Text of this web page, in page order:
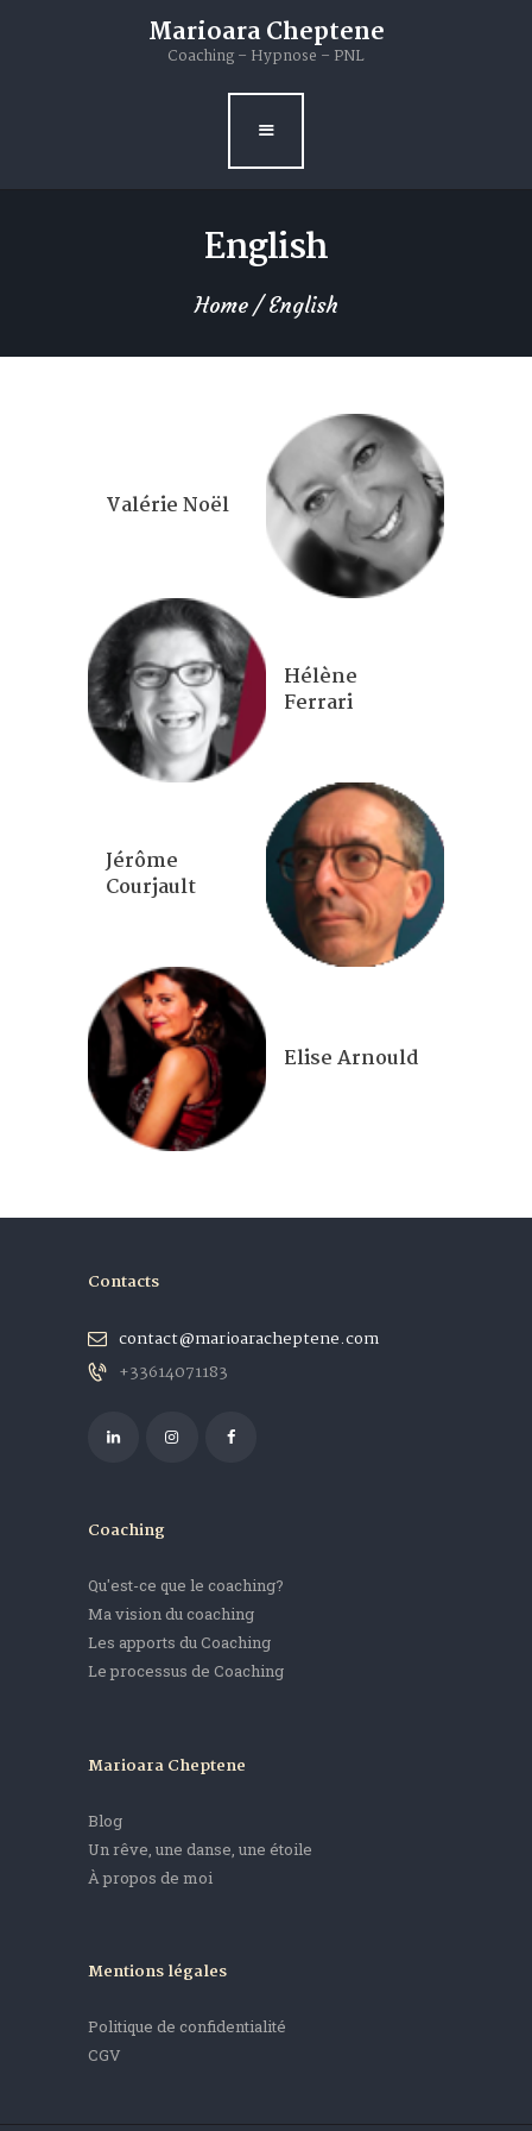
Marioara Cheptene
Coaching – Hypnose – PNL
English
Home English
Livres
Valérie Noël
Hélène
Ferrari
Jérôme
Courjault
Elise Arnould
Contacts
contact@marioaracheptene.com
+33614071183
Coaching
Qu'est-ce que le coaching?
Ma vision du coaching
Les apports du Coaching
Le processus de Coaching
Marioara Cheptene
Blog
Un rêve, une danse, une étoile
À propos de moi
Mentions légales
Politique de confidentialité
CGV